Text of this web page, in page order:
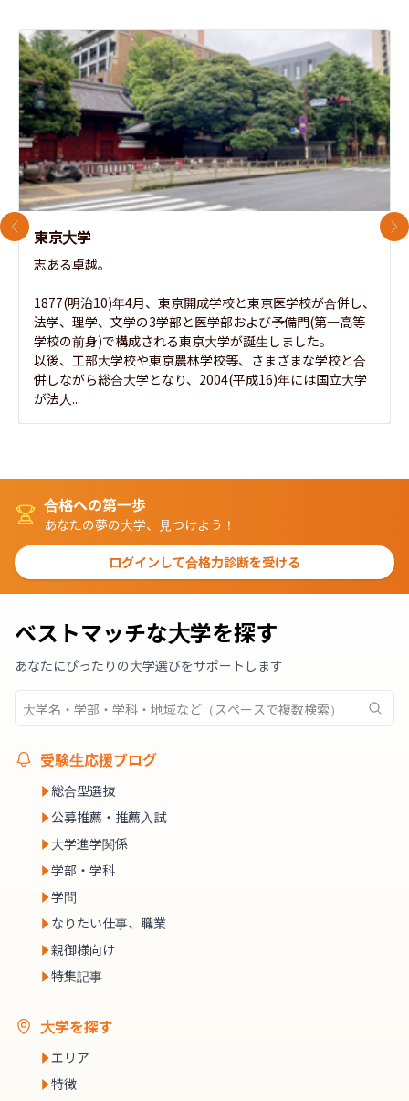
東京大学
志ある卓越。
1877(明治10)年4月、東京開成学校と東京医学校が合併し、
法学、理学、文学の3学部と医学部および予備門(第一高等
学校の前身)で構成される東京大学が誕生しました。
以後、工部大学校や東京農林学校等、さまざまな学校と合
併しながら総合大学となり、2004(平成16)年には国立大学
が法人...
前のスライド 次
合格への第一歩
あなたの夢の大学、見つけよう！
ログインして合格力診断を受ける
ベストマッチな大学を探す
あなたにぴったりの大学選びをサポートします
受験生応援ブログ
総合型選抜
公募推薦・推薦入試
大学進学関係
学部・学科
学問
なりたい仕事、職業
親御様向け
特集記事
大学を探す
エリア
特徴